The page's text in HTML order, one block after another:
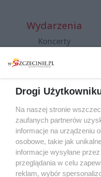
Wydarzenia
Koncerty
Spacery i oprowadzania
targi
Wernisaże
Więcej
Drogi
Na naszej stronie
zaufanych partnerów
informacje na urządzeniu
osobowe, takie jak
informacje wysyłane
przeglądania w celu
reklam, wybór